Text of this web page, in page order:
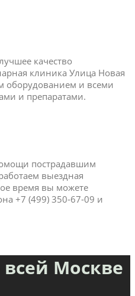
качество
клиника Улица Новая
оборудованием и всеми
и препаратами.
пострадавшим
выездная
время вы можете
+7 (499) 350-67-09 и
Москве